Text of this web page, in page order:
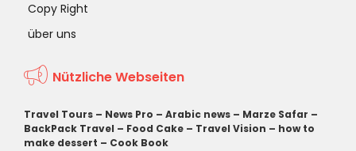
Copy Right
über uns
Nützliche Webseiten
Travel Tours – News Pro – Arabic news – Marze Safar –
BackPack Travel – Food Cake – Travel Vision – how to
make dessert – Cook Book